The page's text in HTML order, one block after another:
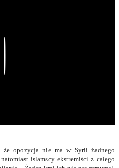
że opozycja nie ma w Syrii żadnego
islamscy ekstremiści z całego